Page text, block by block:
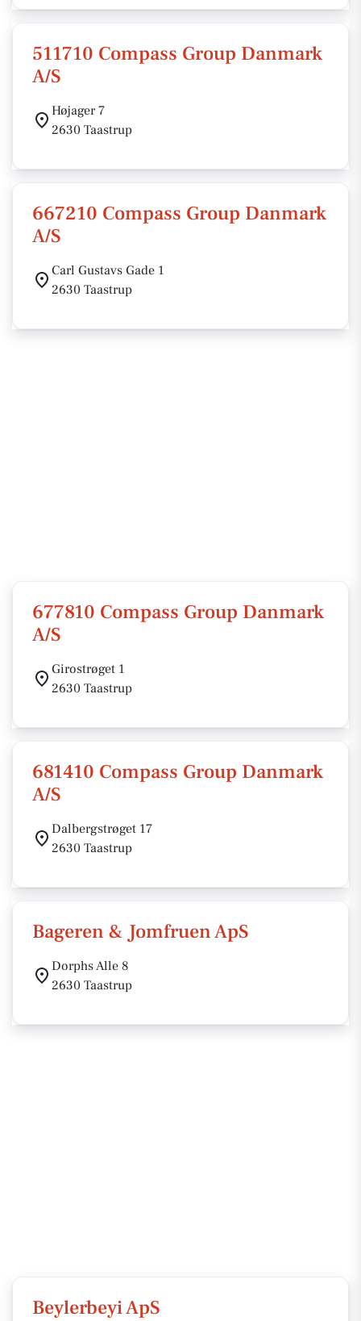
511710 Compass Group Danmark
A/S
Højager 7
2630 Taastrup
667210 Compass Group Danmark
A/S
Carl Gustavs Gade 1
2630 Taastrup
677810 Compass Group Danmark
A/S
Girostrøget 1
2630 Taastrup
681410 Compass Group Danmark
A/S
Dalbergstrøget 17
2630 Taastrup
Bageren & Jomfruen ApS
Dorphs Alle 8
2630 Taastrup
Beylerbeyi ApS